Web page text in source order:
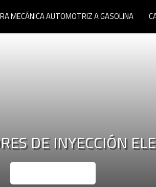
MECÁNICA AUTOMOTRIZ A GASOLINA
DE INYECCIÓN